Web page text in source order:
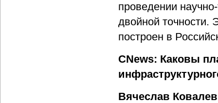
проведении
двойной
построен в
CNews: Каковы
Вячеслав